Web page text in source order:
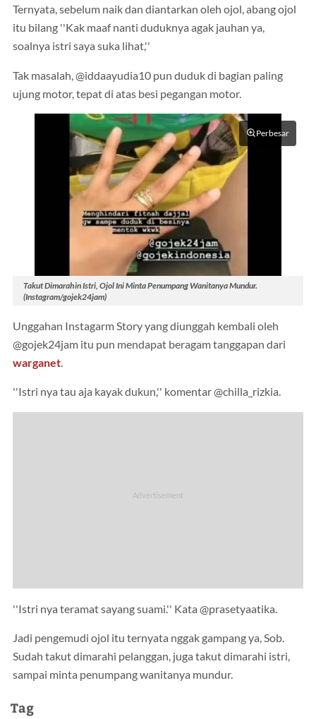
Ternyata, sebelum naik dan diantarkan oleh ojol, abang ojol
itu bilang ''Kak maaf nanti duduknya agak jauhan ya,
soalnya istri saya suka lihat,''
Tak masalah, @iddaayudia10 pun duduk di bagian paling
ujung motor, tepat di atas besi pegangan motor.
Perbesar
Takut Dimarahin Istri, Ojol Ini Minta Penumpang Wanitanya Mundur.
(Instagram/gojek24jam)
Unggahan Instagarm Story yang diunggah kembali oleh
@gojek24jam itu pun mendapat beragam tanggapan dari
warganet.
''Istri nya tau aja kayak dukun,'' komentar @chilla_rizkia.
''Istri nya teramat sayang suami.'' Kata @prasetyaatika.
Jadi pengemudi ojol itu ternyata nggak gampang ya, Sob.
Sudah takut dimarahi pelanggan, juga takut dimarahi istri,
sampai minta penumpang wanitanya mundur.
Tag